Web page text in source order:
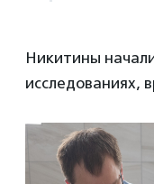
Никитины
исследованиях,